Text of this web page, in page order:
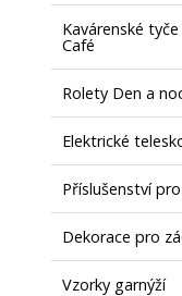
Kavárenské
Café
Rolety Den a
Elektrické
Příslušenství
Dekorace pro
Vzorky garnýží